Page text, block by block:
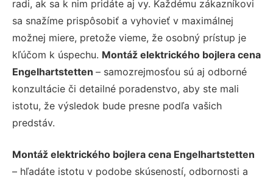
radi, ak sa k nim pridáte aj vy. Každému zákazníkovi
sa snažíme prispôsobiť a vyhovieť v maximálnej
možnej miere, pretože vieme, že osobný prístup je
kľúčom k úspechu. Montáž elektrického bojlera cena
Engelhartstetten – samozrejmosťou sú aj odborné
konzultácie či detailné poradenstvo, aby ste mali
istotu, že výsledok bude presne podľa vašich
predstáv.
Montáž elektrického bojlera cena Engelhartstetten
– hľadáte istotu v podobe skúseností, odbornosti a